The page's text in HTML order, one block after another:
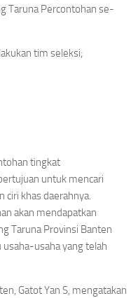
Taruna Percontohan se-
tim seleksi;
tingkat
untuk mencari
ciri khas daerahnya.
akan mendapatkan
Taruna Provinsi Banten
usaha yang telah
Gatot Yan S, mengatakan